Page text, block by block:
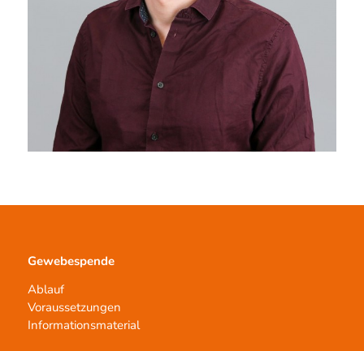
Gewebespende
Ablauf
Voraussetzungen
Informationsmaterial